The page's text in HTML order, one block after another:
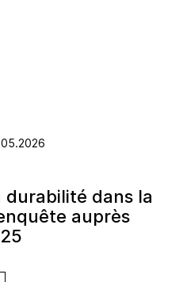
dans la
auprès